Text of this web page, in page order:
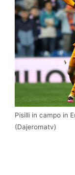
Pisilli in campo in
(Dajeromatv)